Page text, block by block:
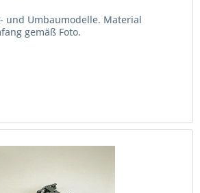
und Umbaumodelle. Material
gemäß Foto.